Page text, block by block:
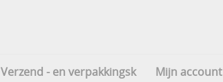
Verzend - en verpakkingsk Mijn account